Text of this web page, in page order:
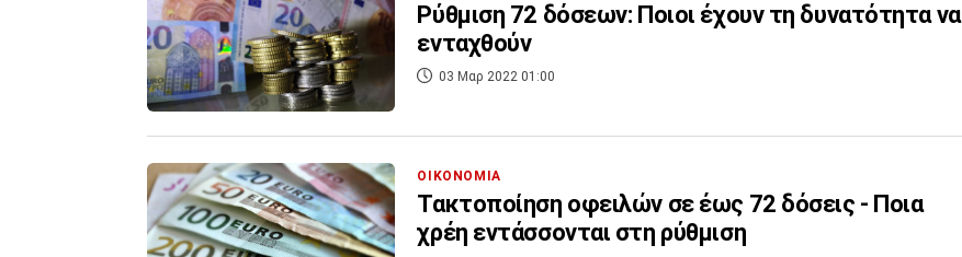
Ρύθμιση 72 δόσεων: Ποιοι έχουν τη δυνατότητα να
ενταχθούν
03 Μαρ 2022 01:00
ΟΙΚΟΝΟΜΙΑ
Τακτοποίηση οφειλών σε έως 72 δόσεις - Ποια
χρέη εντάσσονται στη ρύθμιση